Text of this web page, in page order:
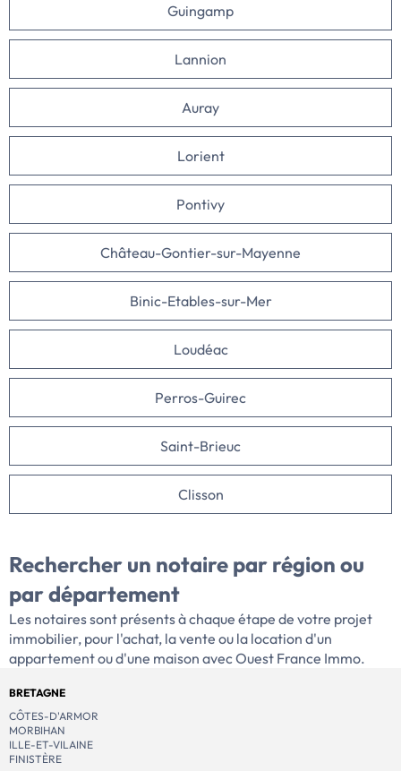
Guingamp
Lannion
Auray
Lorient
Pontivy
Château-Gontier-sur-Mayenne
Binic-Etables-sur-Mer
Loudéac
Perros-Guirec
Saint-Brieuc
Clisson
Rechercher un notaire par région ou
par département
Les notaires sont présents à chaque étape de votre projet
immobilier, pour l'achat, la vente ou la location d'un
appartement ou d'une maison avec Ouest France Immo.
BRETAGNE
CÔTES-D'ARMOR
MORBIHAN
ILLE-ET-VILAINE
FINISTÈRE